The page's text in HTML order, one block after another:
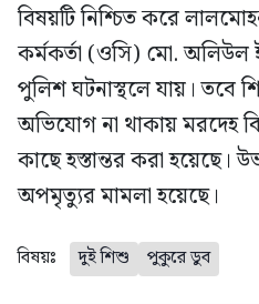
বিষয়টি নিশ্চিত করে
কর্মকর্তা (ওসি) মো.
পুলিশ ঘটনাস্থলে যায়। তবে
অভিযোগ না থাকায় মরদেহ
কাছে হস্তান্তর করা হয়েছে।
অপমৃত্যুর মামলা হয়েছে।
বিষয়ঃ দুই শিশু পুকুরে ডুব